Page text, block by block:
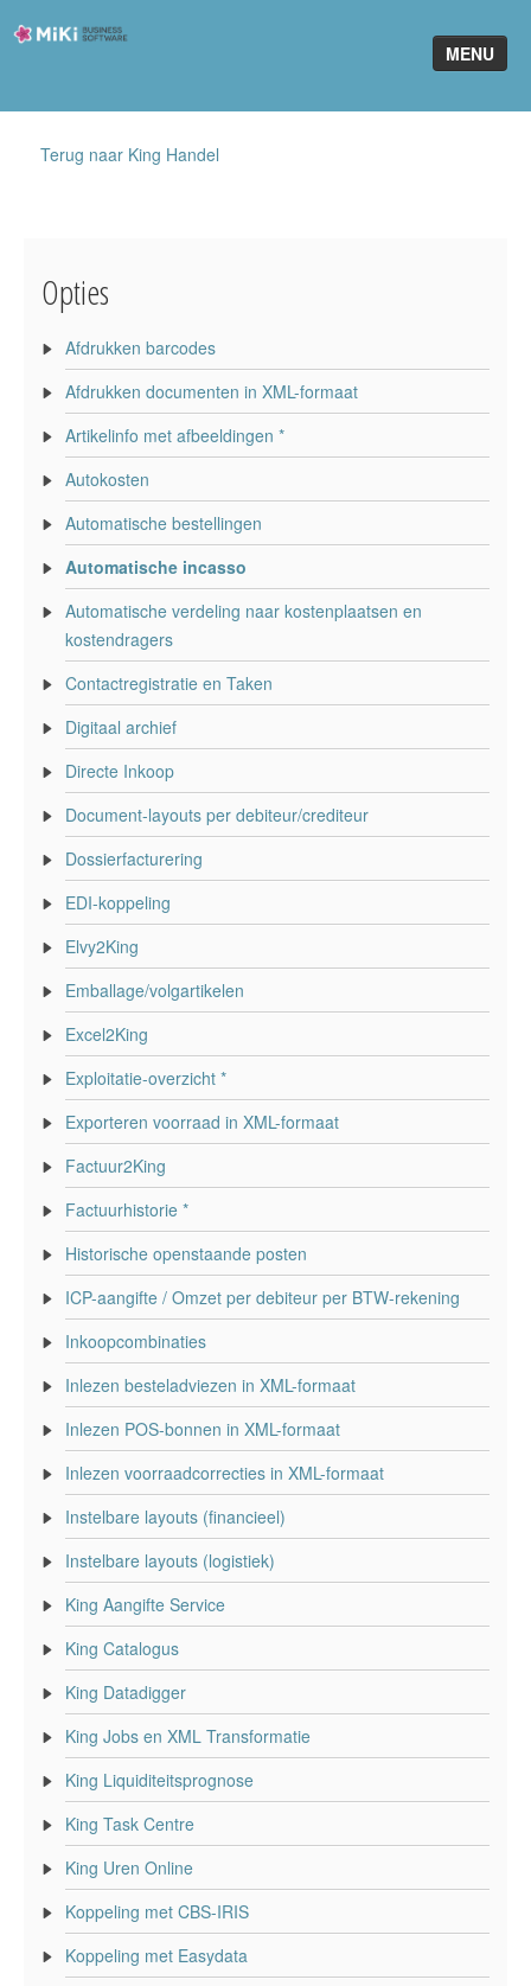
MENU
Software
Software Online
Telefonie
Partners
Klant worden
Terug naar King Handel
Opties
Afdrukken barcodes
Afdrukken documenten in XML-formaat
Artikelinfo met afbeeldingen *
Autokosten
Automatische bestellingen
Automatische incasso
Automatische verdeling naar kostenplaatsen en
kostendragers
Contactregistratie en Taken
Digitaal archief
Directe Inkoop
Document-layouts per debiteur/crediteur
Dossierfacturering
EDI-koppeling
Elvy2King
Emballage/volgartikelen
Excel2King
Exploitatie-overzicht *
Exporteren voorraad in XML-formaat
Factuur2King
Factuurhistorie *
Historische openstaande posten
ICP-aangifte / Omzet per debiteur per BTW-rekening
Inkoopcombinaties
Inlezen besteladviezen in XML-formaat
Inlezen POS-bonnen in XML-formaat
Inlezen voorraadcorrecties in XML-formaat
Instelbare layouts (financieel)
Instelbare layouts (logistiek)
King Aangifte Service
King Catalogus
King Datadigger
King Jobs en XML Transformatie
King Liquiditeitsprognose
King Task Centre
King Uren Online
Koppeling met CBS-IRIS
Koppeling met Easydata